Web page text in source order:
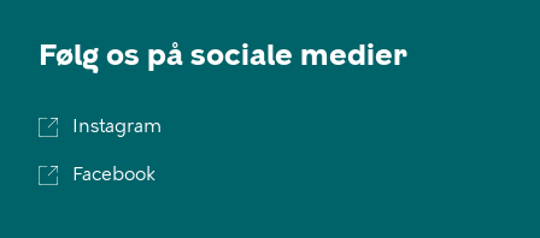
Følg os på sociale medier
Instagram
Facebook